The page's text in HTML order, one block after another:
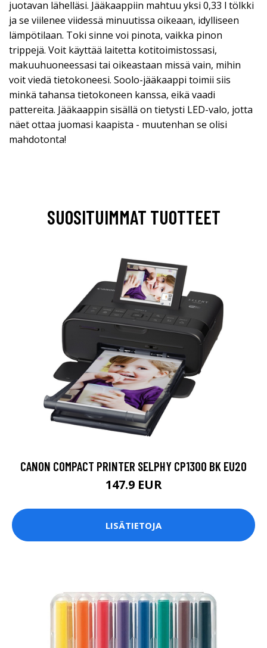
juotavan lähelläsi. Jääkaappiin mahtuu yksi 0,33 l tölkki
ja se viilenee viidessä minuutissa oikeaan, idylliseen
lämpötilaan. Toki sinne voi pinota, vaikka pinon
trippejä. Voit käyttää laitetta kotitoimistossasi,
makuuhuoneessasi tai oikeastaan missä vain, mihin
voit viedä tietokoneesi. Soolo-jääkaappi toimii siis
minkä tahansa tietokoneen kanssa, eikä vaadi
pattereita. Jääkaappin sisällä on tietysti LED-valo, jotta
näet ottaa juomasi kaapista - muutenhan se olisi
mahdotonta!
SUOSITUIMMAT TUOTTEET
CANON COMPACT PRINTER SELPHY CP1300 BK EU20
147.9 EUR
LISÄTIETOJA